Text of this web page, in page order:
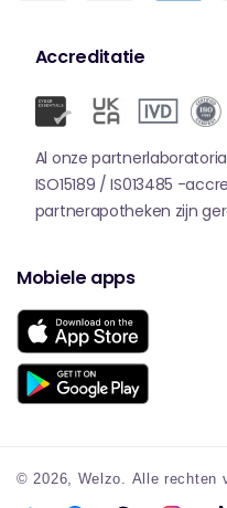
Accreditatie
Al onze
ISO15189 / IS013485 -
partnerapotheken zijn
Mobiele apps
© 2026, Welzo. Alle rechten